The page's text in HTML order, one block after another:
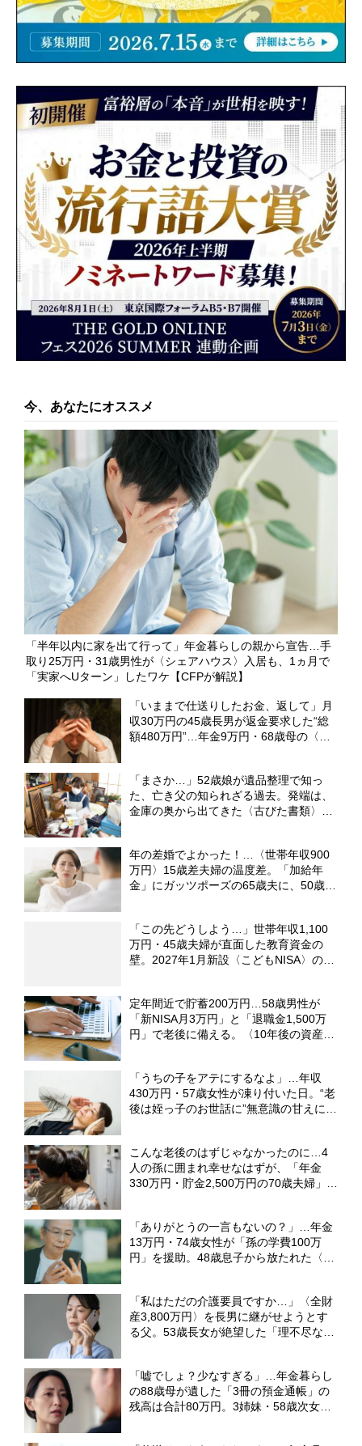
今、あなたにオススメ
「半年以内に家を出て行って」年金暮らしの親から宣告…手
取り25万円・31歳男性が〈シェアハウス〉入居も、1ヵ月で
「実家へUターン」したワケ【CFPが解説】
「いままで仕送りしたお金、返して」月
収30万円の45歳長男が返金要求した“総
額480万円”…年金9万円・68歳母の〈言
「まさか…」52歳娘が遺品整理で知っ
た、亡き父の知られざる過去。発端は、
金庫の奥から出てきた〈古びた書類〉
年の差婚でよかった！…〈世帯年収900
万円〉15歳差夫婦の温度差。「加給年
金」にガッツポーズの65歳夫に、50歳パ
「この先どうしよう…」世帯年収1,100
万円・45歳夫婦が直面した教育資金の
壁。2027年1月新設〈こどもNISA〉の活
定年間近で貯蓄200万円…58歳男性が
「新NISA月3万円」と「退職金1,500万
円」で老後に備える。〈10年後の資産
「うちの子をアテにするなよ」…年収
430万円・57歳女性が凍り付いた日。“老
後は姪っ子のお世話に”無意識の甘えに突
こんな老後のはずじゃなかったのに…4
人の孫に囲まれ幸せなはずが、「年金
330万円・貯金2,500万円の70歳夫婦」の
「ありがとうの一言もないの？」…年金
13万円・74歳女性が「孫の学費100万
円」を援助。48歳息子から放たれた〈非
「私はただの介護要員ですか…」〈全財
産3,800万円〉を長男に継がせようとす
る父。53歳長女が絶望した「理不尽な要
「嘘でしょ？少なすぎる」…年金暮らし
の88歳母が遺した「3冊の預金通帳」の
残高は合計80万円。3姉妹・58歳次女が